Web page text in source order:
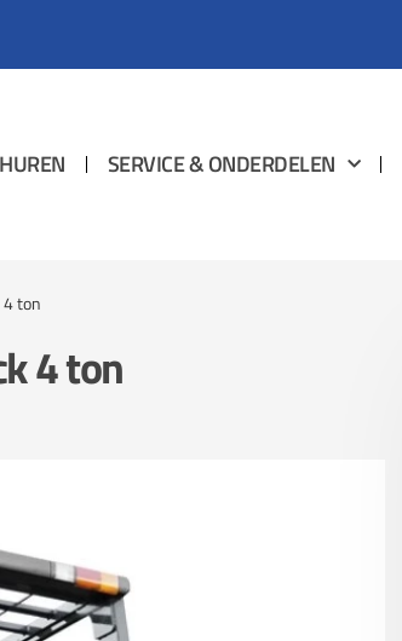
HUREN SERVICE & ONDERDELEN
4 ton
4 ton